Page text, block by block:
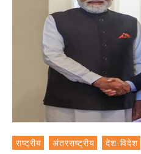
राष्ट्रीय अंतरराष्ट्रीय देश-विदेश